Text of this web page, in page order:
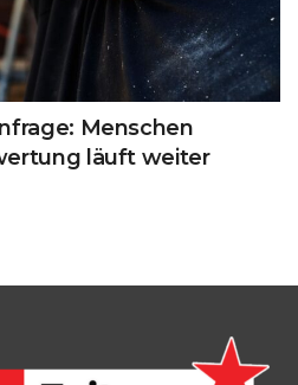
Menschen
läuft weiter